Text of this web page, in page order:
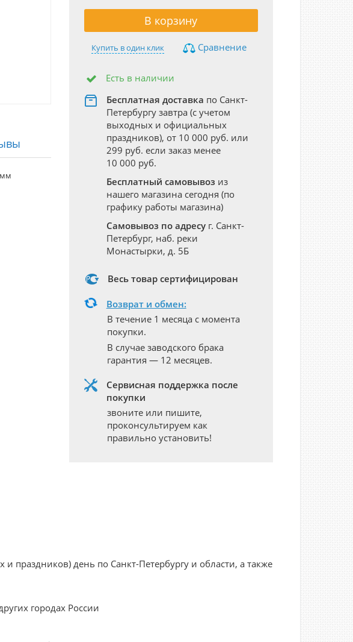
В корзину
Купить в один клик Сравнение
Есть в наличии
Бесплатная доставка по Санкт-
Петербургу завтра (с учетом
выходных и официальных
праздников), от 10 000 руб. или
299 руб. если заказ менее
10 000 руб.
Бесплатный самовывоз из
нашего магазина сегодня (по
графику работы магазина)
Самовывоз по адресуг. Санкт-
Петербург, наб. реки
Монастырки, д. 5Б
Весь товар сертифицирован
Возврат и обмен:
В течение 1 месяца с момента
покупки.
В случае заводского брака
гарантия — 12 месяцев.
Сервисная поддержка после
покупки
звоните или пишите,
проконсультируем как
правильно установить!
день по Санкт-Петербургу и области, а также
городах России